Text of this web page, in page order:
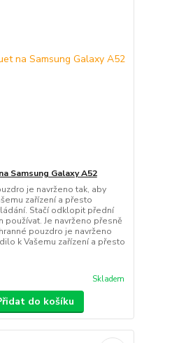
Samsung Galaxy A52
je navrženo tak, aby
zařízení a přesto
Stačí odklopit přední
používat. Je navrženo přesně
pouzdro je navrženo
k Vašemu zařízení a přesto
Skladem
do košíku